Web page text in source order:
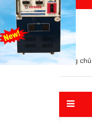
Trang chủ